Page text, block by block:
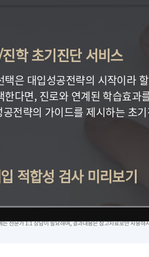
학 초기진단 서비스
은 대입성공전략의 시작이라
다면, 진로와 연계된 학습효과
전략의 가이드를 제시하는 초
적합성 검사 미리보기